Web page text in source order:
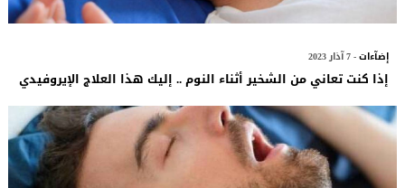
إضآءات- 7 آذار 2023
إذا كنت تعاني من الشخير أثناء النوم .. إليك هذا العلاج الإيروفيدي